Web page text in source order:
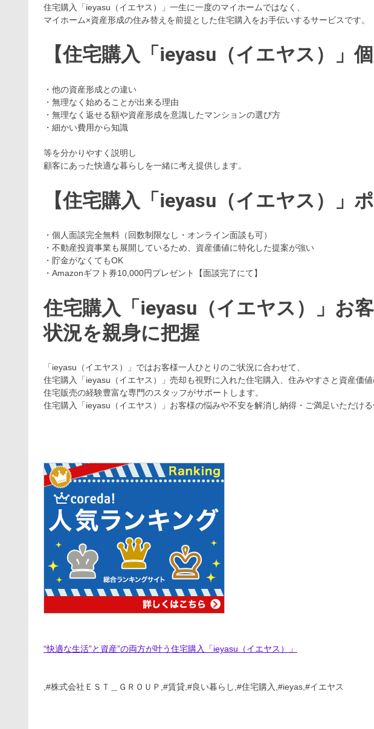
住宅購入「ieyasu（イエヤス）」一生に一度のマイホームではなく、
マイホーム×資産形成の住み替えを前提とした住宅購入をお手伝いするサービスです。
【住宅購入「ieyasu（イエヤス）」個
・他の資産形成との違い
・無理なく始めることが出来る理由
・無理なく返せる額や資産形成を意識したマンションの選び方
・細かい費用から知識
等を分かりやすく説明し
顧客にあった快適な暮らしを一緒に考え提供します。
【住宅購入「ieyasu（イエヤス）」ポ
・個人面談完全無料（回数制限なし・オンライン面談も可）
・不動産投資事業も展開しているため、資産価値に特化した提案が強い
・貯金がなくてもOK
・Amazonギフト券10,000円プレゼント【面談完了にて】
住宅購入「ieyasu（イエヤス）」お
状況を親身に把握
「ieyasu（イエヤス）」ではお客様一人ひとりのご状況に合わせて、
住宅購入「ieyasu（イエヤス）」売却も視野に入れた住宅購入、住みやすさと資産価
住宅販売の経験豊富な専門のスタッフがサポートします。
住宅購入「ieyasu（イエヤス）」お客様の悩みや不安を解消し納得・ご満足いただける
“快適な生活”と資産”の両方が叶う住宅購入「ieyasu（イエヤス）」
,#株式会社ＥＳＴ＿ＧＲＯＵＰ,#賃貸,#良い暮らし,#住宅購入,#ieyas,#イエヤス